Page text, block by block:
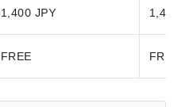
1,400 JPY
FREE